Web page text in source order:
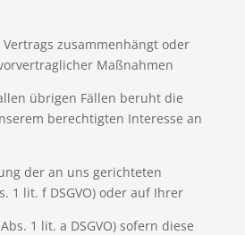
zusammenhängt oder
Maßnahmen
übrigen Fällen beruht die
berechtigten Interesse an
der an uns gerichteten
1 lit. f DSGVO) oder auf Ihrer
1 lit. a DSGVO) sofern diese